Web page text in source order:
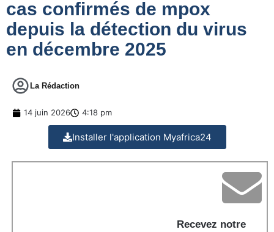
cas confirmés de mpox
depuis la détection du virus
en décembre 2025
La Rédaction
14 juin 2026 4:18 pm
Installer l'application Myafrica24
Recevez notre